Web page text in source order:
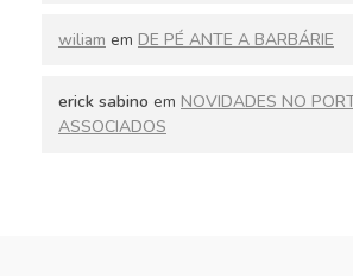
wiliam em DE PÉ ANTE A BARBÁRIE
erick sabino em NOVIDADES NO
ASSOCIADOS